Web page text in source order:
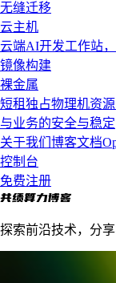
无缝迁移
云主机
云端AI开发工作站
镜像构建
裸金属
短租独占物理机资
与业务的安全与稳定
关于我们 博客文档
控制台
免费注册
共绩算力博客
探索前沿技术，分